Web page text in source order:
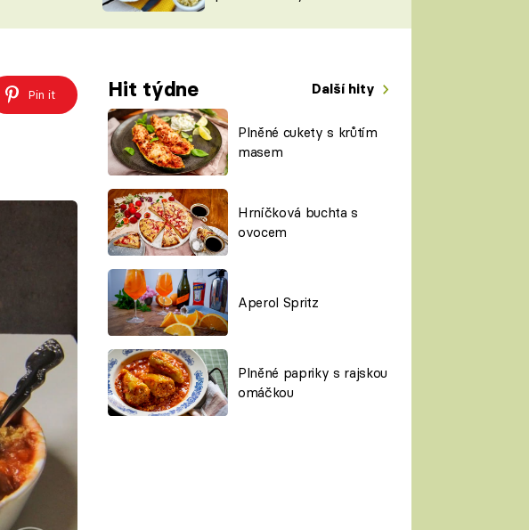
ŠÉFREDAKTORKY
ČASOPIS
Pin it Hit týdne Další hity
Plněné cukety s krůtím
masem
Hrníčková buchta s
ovocem
Aperol Spritz
Plněné papriky s rajskou
omáčkou